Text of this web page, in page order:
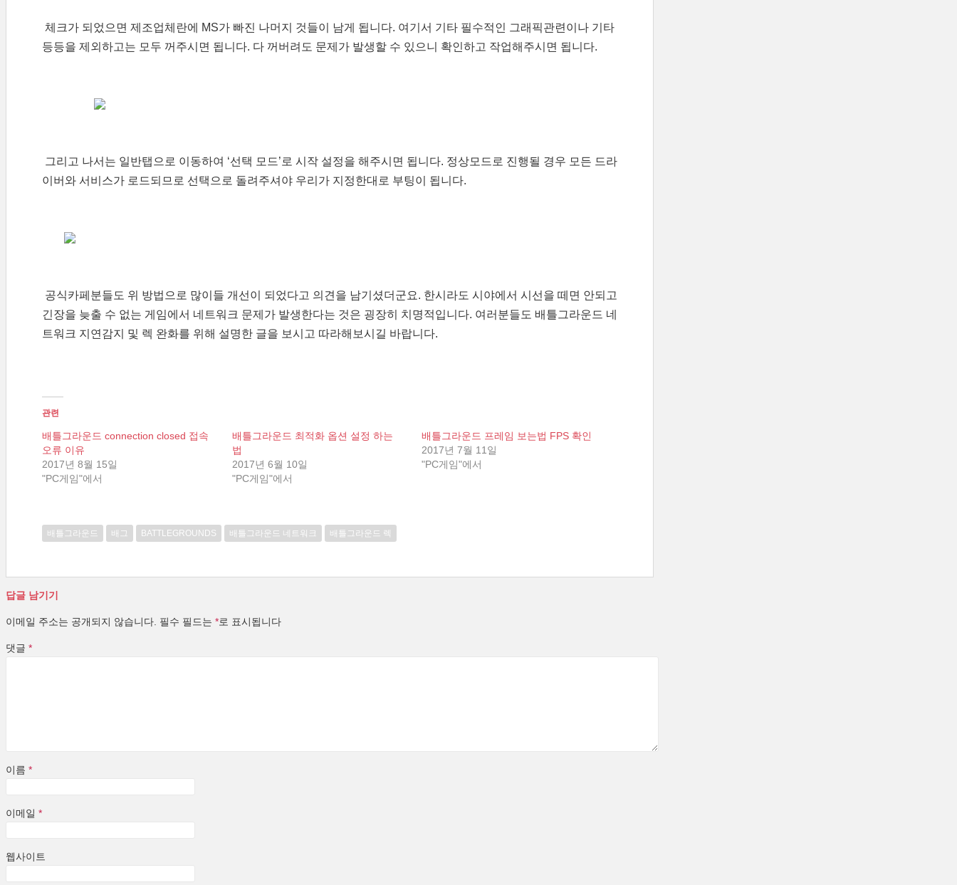
체크가 되었으면 제조업체란에 MS가 빠진 나머지 것들이 남게 됩니다. 여기서 기타 필수적인 그래픽관련이나 기타
등등을 제외하고는 모두 꺼주시면 됩니다. 다 꺼버려도 문제가 발생할 수 있으니 확인하고 작업해주시면 됩니다.
그리고 나서는 일반탭으로 이동하여 ‘선택 모드’로 시작 설정을 해주시면 됩니다. 정상모드로 진행될 경우 모든 드라
이버와 서비스가 로드되므로 선택으로 돌려주셔야 우리가 지정한대로 부팅이 됩니다.
공식카페분들도 위 방법으로 많이들 개선이 되었다고 의견을 남기셨더군요. 한시라도 시야에서 시선을 떼면 안되고
긴장을 늦출 수 없는 게임에서 네트워크 문제가 발생한다는 것은 굉장히 치명적입니다. 여러분들도 배틀그라운드 네
트워크 지연감지 및 렉 완화를 위해 설명한 글을 보시고 따라해보시길 바랍니다.
관련
배틀그라운드 connection closed 접속
오류 이유
2017년 8월 15일
"PC게임"에서
배틀그라운드 최적화 옵션 설정 하는
법
2017년 6월 10일
"PC게임"에서
배틀그라운드 프레임 보는법 FPS 확인
2017년 7월 11일
"PC게임"에서
배틀그라운드 배그 BATTLEGROUNDS 배틀그라운드 네트워크 배틀그라운드 렉
답글 남기기
이메일 주소는 공개되지 않습니다. 필수 필드는 *로 표시됩니다
댓글 *
이름 *
이메일 *
웹사이트